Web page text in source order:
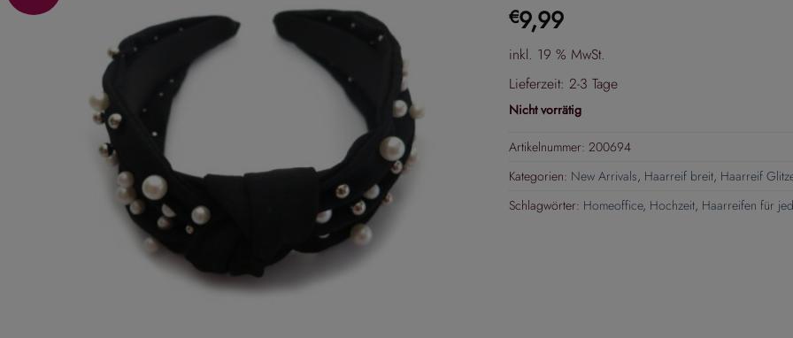
€9,99
inkl. 19 % MwSt.
Lieferzeit: 2-3 Tage
Nicht vorrätig
Artikelnummer: 200694
Kategorien: New Arrivals, Haarreif breit, Haarreif
Schlagwörter: Homeoffice, Hochzeit, Haarreifen für